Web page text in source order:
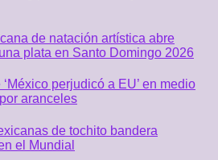
de natación artística abre
plata en Santo Domingo 2026
perjudicó a EU’ en medio
aranceles
de tochito bandera
el Mundial